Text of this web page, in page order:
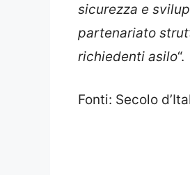
sicurezza e
partenariato
richiedenti asilo“.
Fonti: Secolo